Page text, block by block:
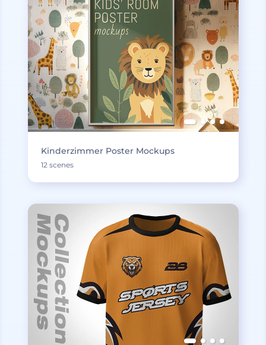
Kinderzimmer Poster Mockups
12 scenes